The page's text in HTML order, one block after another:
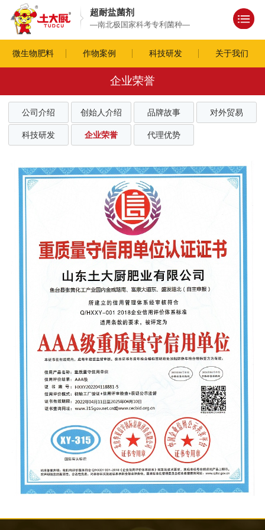
超耐盐菌剂
—南北极国家科考专利菌种—
微生物肥料 作物案例 科技研发 关于我们
企业荣誉
公司介绍 创始人介绍 品牌故事 对外贸易
科技研发 企业荣誉 代理优势